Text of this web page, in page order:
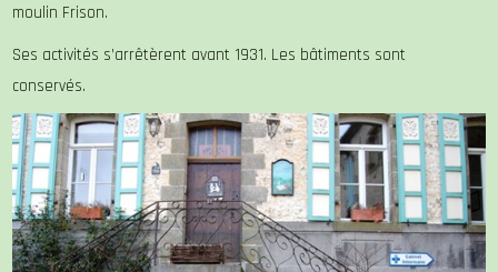
moulin Frison.
Ses activités s’arrêtèrent avant 1931. Les bâtiments sont
conservés.